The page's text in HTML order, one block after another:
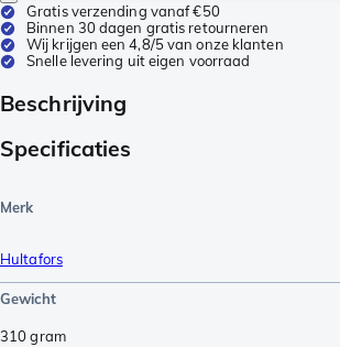
Gratis verzending vanaf €50
Binnen 30 dagen gratis retourneren
Wij krijgen een 4,8/5 van onze klanten
Snelle levering uit eigen voorraad
Beschrijving
Specificaties
Merk
Hultafors
Gewicht
310gram